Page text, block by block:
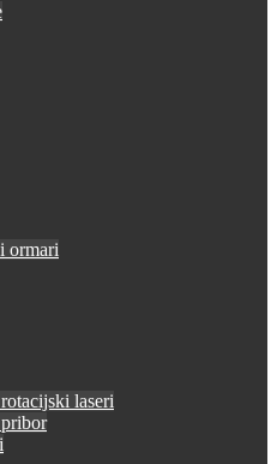
ormari
laseri